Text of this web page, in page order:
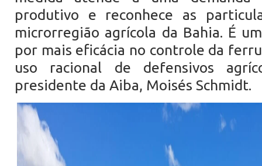
produtivo e reconhece as
microrregião agrícola da Bahia. É
por mais eficácia no controle da
uso racional de defensivos
presidente da Aiba, Moisés Schmidt.